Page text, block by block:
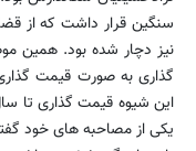
سنگین قرار داشت که از
گذاری به صورت قیمت
یکی از مصاحبه های خود